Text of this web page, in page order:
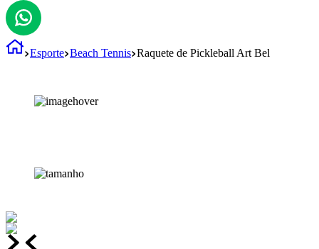
Esporte Beach Tennis Raquete de Pickleball Art Bel